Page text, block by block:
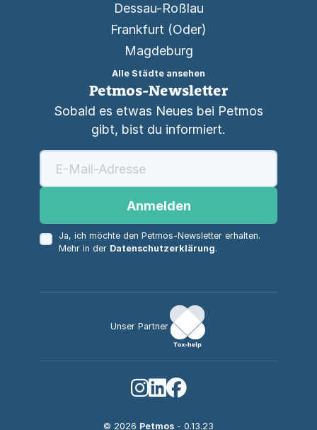
Dessau-Roßlau
Frankfurt (Oder)
Magdeburg
Alle Städte ansehen
Petmos-Newsletter
Sobald es etwas Neues bei Petmos
gibt, bist du informiert.
Anmelden
Ja, ich möchte den Petmos-Newsletter erhalten.
Mehr in der Datenschutzerklärung.
Unser Partner
© 2026 Petmos - 0.13.23